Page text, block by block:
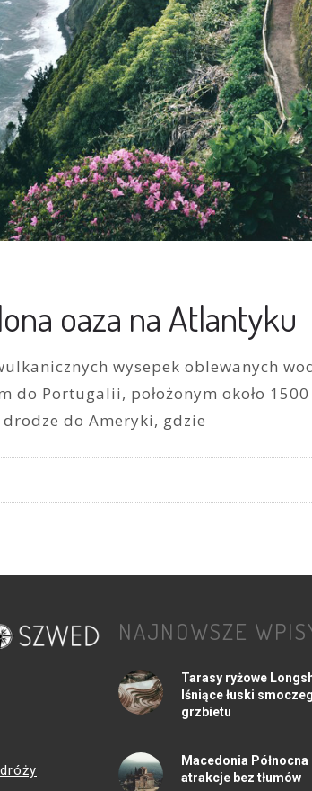
oaza na Atlantyku
wysepek oblewanych
do Portugalii, położonym około
do Ameryki, gdzie
NAJNOWSZE
Tarasy ryżowe
lśniące łuski
grzbietu
Macedonia Północna
atrakcje bez tłumów